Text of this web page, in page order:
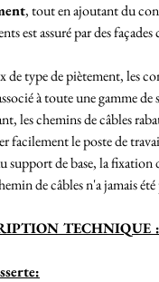
, tout en ajoutant du
est assuré par des
de type de piètement, les
à toute une gamme
les chemins de câbles
facilement le poste de
support de base, la fixation
de câbles n'a jamais
TECHNIQUE :